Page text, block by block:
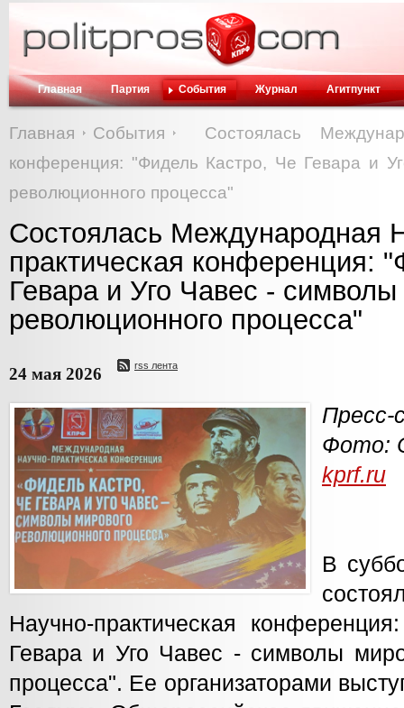
Главная Партия События Журнал Агитпункт
Главная События
Состоялась
конференция: "Фидель Кастро, Че Гевара и
революционного процесса"
Состоялась Международная
практическая конференция:
Гевара и Уго Чавес - символы
революционного процесса"
24 мая 2026 rss лента
Фото:
kprf.ru
В
Научно-практическая
Гевара и Уго Чавес - символы
процесса". Ее организаторами